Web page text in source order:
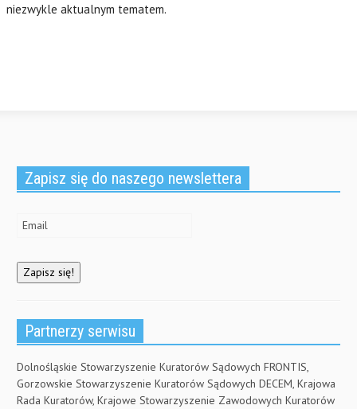
niezwykle aktualnym tematem.
Zapisz się do naszego newslettera
Partnerzy serwisu
Dolnośląskie Stowarzyszenie Kuratorów Sądowych FRONTIS,
Gorzowskie Stowarzyszenie Kuratorów Sądowych DECEM, Krajowa
Rada Kuratorów, Krajowe Stowarzyszenie Zawodowych Kuratorów